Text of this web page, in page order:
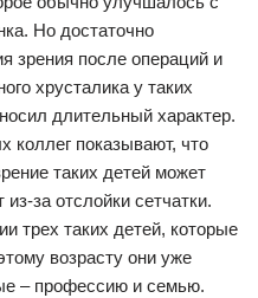
Но достаточно
зрения после операций и
хрусталика у таких
длительный характер.
показывают, что
таких детей может
за отслойки сетчатки.
трех таких детей, которые
возрасту они уже
– профессию и семью.